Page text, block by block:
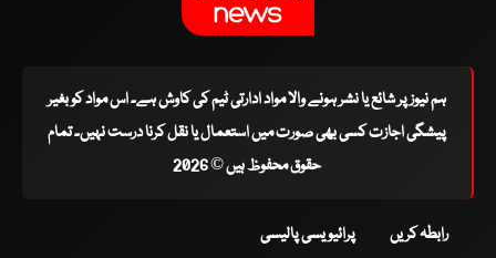
ہم نیوز پر شائع یا نشر ہونے والا مواد ادارتی ٹیم کی کاوش ہے۔ اس مواد کو بغیر
پیشگی اجازت کسی بھی صورت میں استعمال یا نقل کرنا درست نہیں۔ تمام
حقوق محفوظ ہیں © 2026
رابطہ کریں پرائیویسی پالیسی